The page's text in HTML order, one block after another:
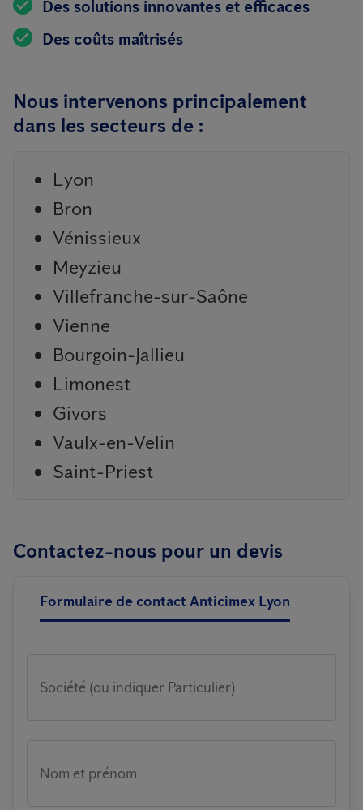
Des solutions innovantes et efficaces
Des coûts maîtrisés
Nous intervenons principalement
dans les secteurs de :
Lyon
Bron
Vénissieux
Meyzieu
Villefranche-sur-Saône
Vienne
Bourgoin-Jallieu
Limonest
Givors
Vaulx-en-Velin
Saint-Priest
Contactez-nous pour un devis
Formulaire de contact Anticimex Lyon
Société (ou indiquer Particulier)
Nom et prénom